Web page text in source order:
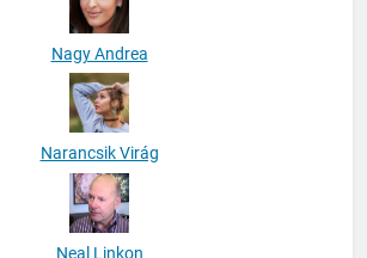
Nagy Andrea
Narancsik Virág
Neal Linkon